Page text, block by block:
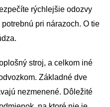
rýchlejšie odozvy
pri nárazoch. O tie
stroj, a celkom iné
Základné dve
nezmenené. Dôležité